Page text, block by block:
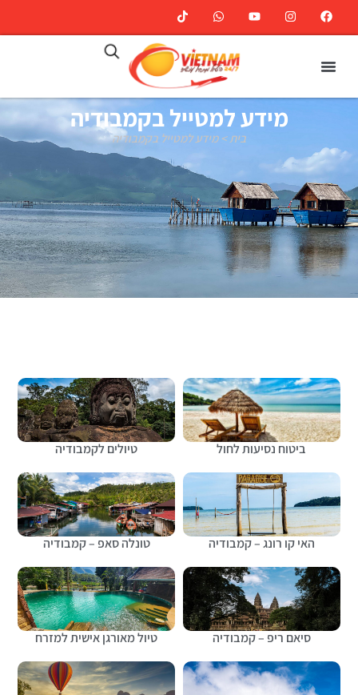
מידע למטייל בקמבודיה
בית>מידע למטייל בקמבודיה
ביטוח נסיעות לחול טיולים לקמבודיה
האי קו רונג – קמבודיה טונלה סאפ – קמבודיה
סיאם ריפ – קמבודיה טיול מאורגן אישית למזרח